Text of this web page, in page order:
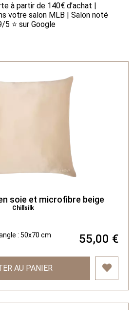
à partir de 140€ d’achat |
votre salon MLB | Salon noté
5 ⭐ sur Google
soie et microfibre beige
Chillsilk
: 50x70 cm
55,00 €
AU PANIER